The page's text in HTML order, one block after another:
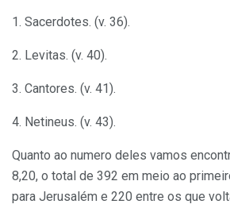
1. Sacerdotes. (v. 36).
2. Levitas. (v. 40).
3. Cantores. (v. 41).
4. Netineus. (v. 43).
Quanto ao numero deles vamos
8,20, o total de 392 em meio ao
para Jerusalém e 220 entre os que